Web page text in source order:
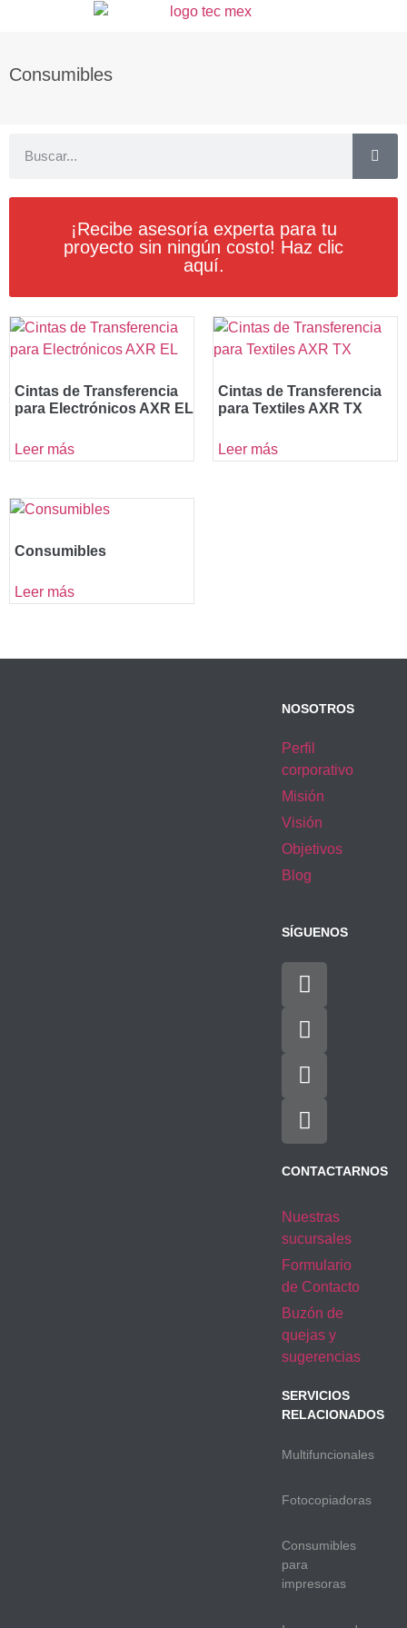
Consumibles
¡Recibe asesoría experta para tu
proyecto sin ningún costo! Haz clic
aquí.
Cintas de Transferencia
para Electrónicos AXR EL
Leer más
Cintas de Transferencia
para Textiles AXR TX
Leer más
Consumibles
Leer más
NOSOTROS
Perfil
corporativo
Misión
Visión
Objetivos
Blog
SÍGUENOS
CONTACTARNOS
Nuestras
sucursales
Formulario
de Contacto
Buzón de
quejas y
sugerencias
SERVICIOS
RELACIONADOS
Multifuncionales
Fotocopiadoras
Consumibles
para
impresoras